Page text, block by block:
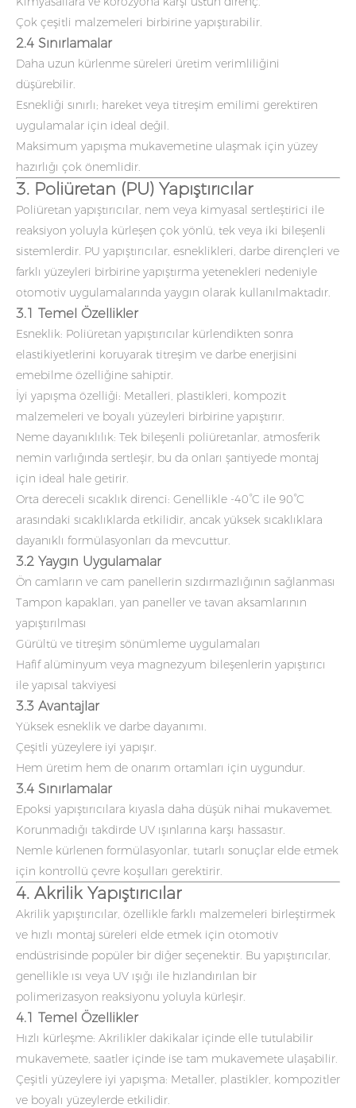
Çok çeşitli malzemeleri birbirine yapıştırabilir.
2.4 Sınırlamalar
Daha uzun kürlenme süreleri üretim verimliliğini
düşürebilir.
Esnekliği sınırlı; hareket veya titreşim emilimi gerektiren
uygulamalar için ideal değil.
Maksimum yapışma mukavemetine ulaşmak için yüzey
hazırlığı çok önemlidir.
3. Poliüretan (PU) Yapıştırıcılar
Poliüretan yapıştırıcılar, nem veya kimyasal sertleştirici ile
reaksiyon yoluyla kürleşen çok yönlü, tek veya iki bileşenli
sistemlerdir. PU yapıştırıcılar, esneklikleri, darbe dirençleri ve
farklı yüzeyleri birbirine yapıştırma yetenekleri nedeniyle
otomotiv uygulamalarında yaygın olarak kullanılmaktadır.
3.1 Temel Özellikler
Esneklik: Poliüretan yapıştırıcılar kürlendikten sonra
elastikiyetlerini koruyarak titreşim ve darbe enerjisini
emebilme özelliğine sahiptir.
İyi yapışma özelliği: Metalleri, plastikleri, kompozit
malzemeleri ve boyalı yüzeyleri birbirine yapıştırır.
Neme dayanıklılık: Tek bileşenli poliüretanlar, atmosferik
nemin varlığında sertleşir, bu da onları şantiyede montaj
için ideal hale getirir.
Orta dereceli sıcaklık direnci: Genellikle -40°C ile 90°C
arasındaki sıcaklıklarda etkilidir, ancak yüksek sıcaklıklara
dayanıklı formülasyonları da mevcuttur.
3.2 Yaygın Uygulamalar
Ön camların ve cam panellerin sızdırmazlığının sağlanması
Tampon kapakları, yan paneller ve tavan aksamlarının
yapıştırılması
Gürültü ve titreşim sönümleme uygulamaları
Hafif alüminyum veya magnezyum bileşenlerin yapıştırıcı
ile yapısal takviyesi
3.3 Avantajlar
Yüksek esneklik ve darbe dayanımı.
Çeşitli yüzeylere iyi yapışır.
Hem üretim hem de onarım ortamları için uygundur.
3.4 Sınırlamalar
Epoksi yapıştırıcılara kıyasla daha düşük nihai mukavemet.
Korunmadığı takdirde UV ışınlarına karşı hassastır.
Nemle kürlenen formülasyonlar, tutarlı sonuçlar elde etmek
için kontrollü çevre koşulları gerektirir.
4. Akrilik Yapıştırıcılar
Akrilik yapıştırıcılar, özellikle farklı malzemeleri birleştirmek
ve hızlı montaj süreleri elde etmek için otomotiv
endüstrisinde popüler bir diğer seçenektir. Bu yapıştırıcılar,
genellikle ısı veya UV ışığı ile hızlandırılan bir
polimerizasyon reaksiyonu yoluyla kürleşir.
4.1 Temel Özellikler
Hızlı kürleşme: Akrilikler dakikalar içinde elle tutulabilir
mukavemete, saatler içinde ise tam mukavemete ulaşabilir.
Çeşitli yüzeylere iyi yapışma: Metaller, plastikler, kompozitler
ve boyalı yüzeylerde etkilidir.